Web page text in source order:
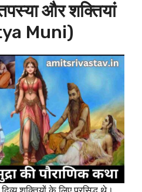
और शक्तियां
Muni)